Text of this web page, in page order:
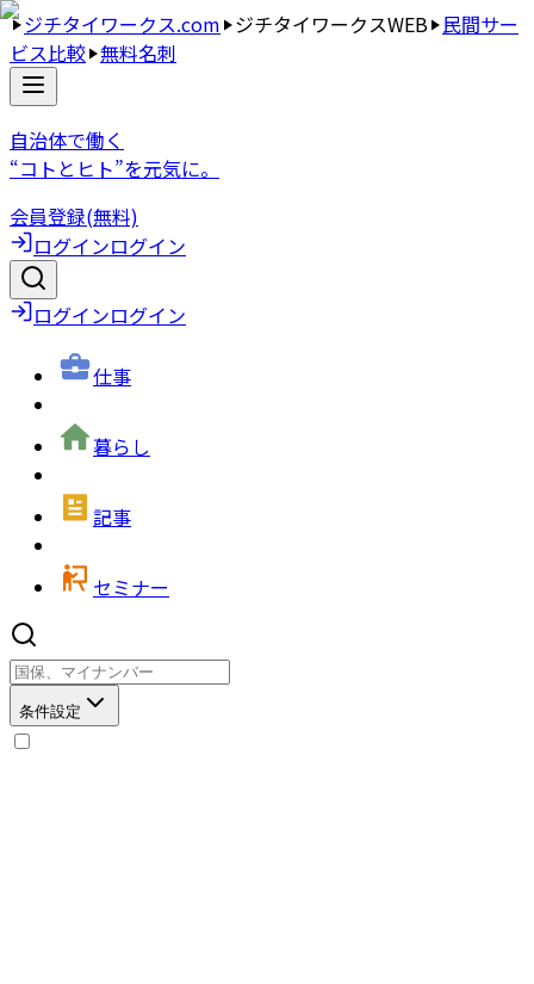
ジチタイワークス.com ジチタイワークスWEB 民間サー
ビス比較 無料名刺
自治体で働く
“コトとヒト”を元気に。
会員登録(無料)
ログインログイン
ログインログイン
仕事
暮らし
記事
セミナー
条件設定